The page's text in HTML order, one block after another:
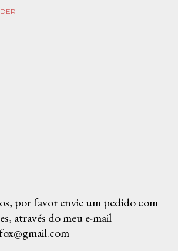
por favor envie um pedido com
através do meu e-mail